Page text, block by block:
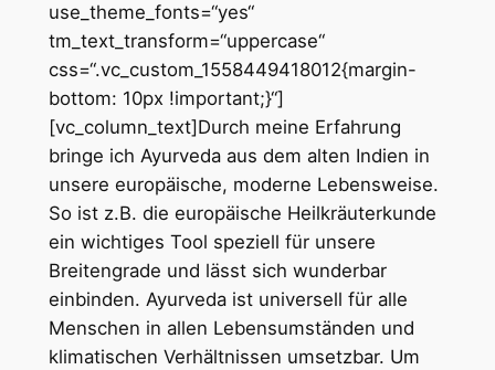
use_theme_fonts=“yes“
tm_text_transform=“uppercase“
css=“.vc_custom_1558449418012{margin-
bottom: 10px !important;}“]
[vc_column_text]Durch meine Erfahrung
bringe ich Ayurveda aus dem alten Indien in
unsere europäische, moderne Lebensweise.
So ist z.B. die europäische Heilkräuterkunde
ein wichtiges Tool speziell für unsere
Breitengrade und lässt sich wunderbar
einbinden. Ayurveda ist universell für alle
Menschen in allen Lebensumständen und
klimatischen Verhältnissen umsetzbar. Um